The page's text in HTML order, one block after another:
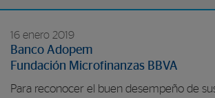
16 enero 2019
Banco Adopem
Fundación Microfinanzas BBVA
Para reconocer el buen desempeño de